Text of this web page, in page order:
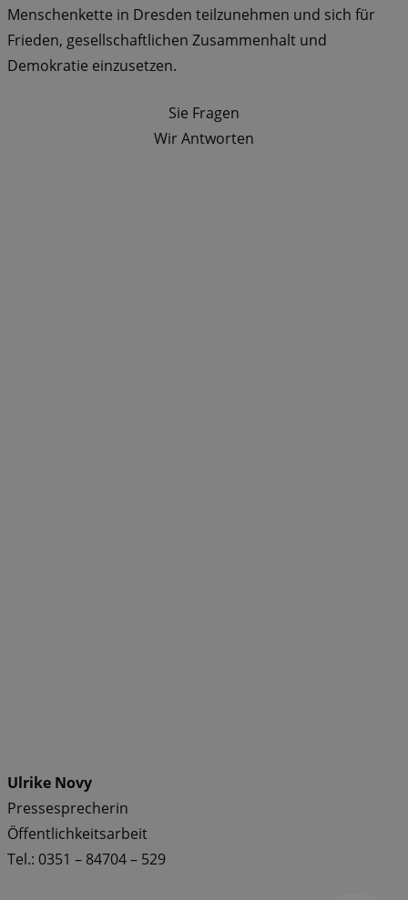
Menschenkette in Dresden teilzunehmen und sich für
Frieden, gesellschaftlichen Zusammenhalt und
Demokratie einzusetzen.
Sie Fragen
Wir Antworten
Ulrike Novy
Pressesprecherin
Öffentlichkeitsarbeit
Tel.: 0351 – 84704 – 529